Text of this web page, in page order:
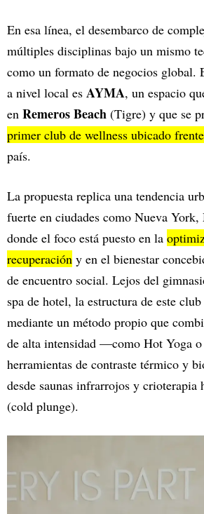
En esa línea, el desembarco de
múltiples disciplinas bajo un mismo
como un formato de negocios global.
a nivel local es AYMA, un espacio
en Remeros Beach (Tigre) y que se
primer club de wellness ubicado
país.
La propuesta replica una tendencia
fuerte en ciudades como Nueva
donde el foco está puesto en la
recuperación y en el bienestar
de encuentro social. Lejos del
spa de hotel, la estructura de este
mediante un método propio que
de alta intensidad —como Hot Yoga
herramientas de contraste térmico y
desde saunas infrarrojos y crioterapia
(cold plunge).